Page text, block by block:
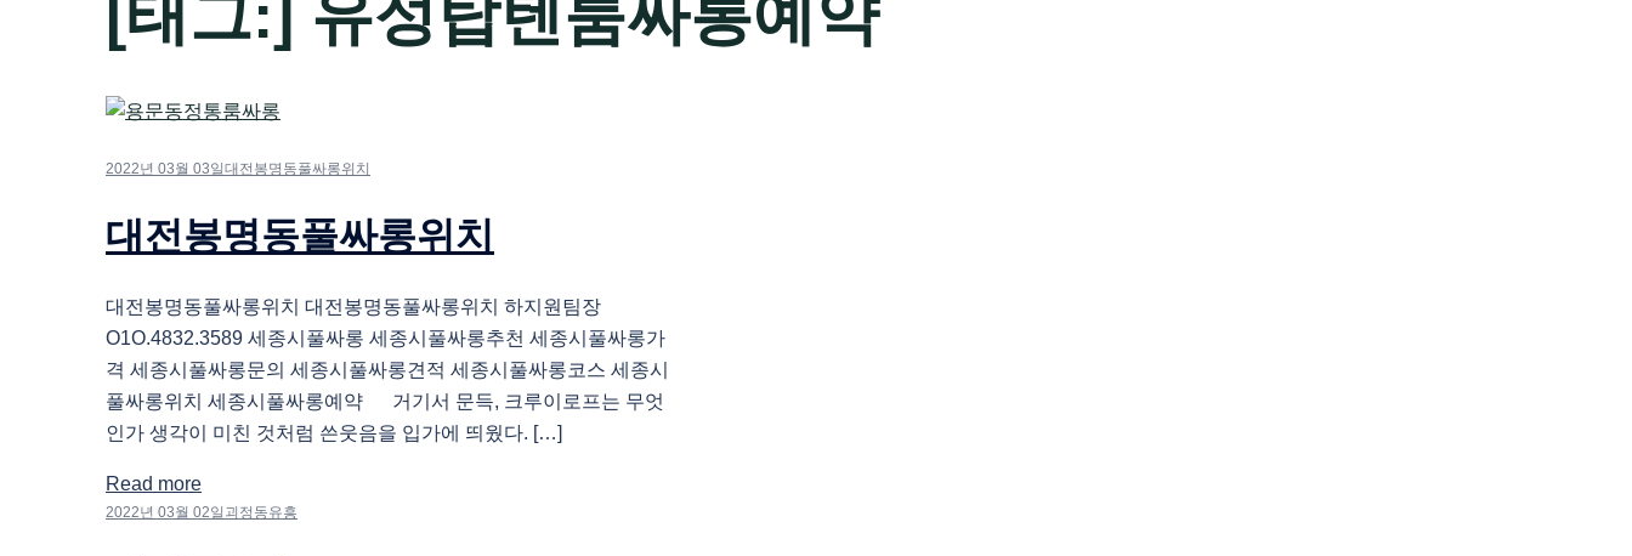
[태그:] 유성탑텐룸싸롱예약
2022년 03월 03일대전봉명동풀싸롱위치
대전봉명동풀싸롱위치
대전봉명동풀싸롱위치 대전봉명동풀싸롱위치 하지원팀장
O1O.4832.3589 세종시풀싸롱 세종시풀싸롱추천 세종시풀싸롱가
격 세종시풀싸롱문의 세종시풀싸롱견적 세종시풀싸롱코스 세종시
풀싸롱위치 세종시풀싸롱예약 거기서 문득, 크루이로프는 무엇
인가 생각이 미친 것처럼 쓴웃음을 입가에 띄웠다. […]
Read more
2022년 03월 02일 괴정동유흥